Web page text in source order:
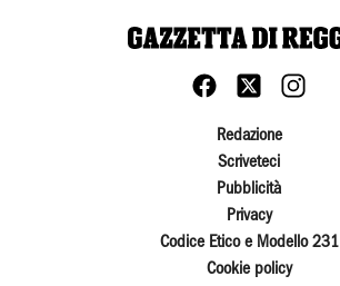
Redazione
Scriveteci
Pubblicità
Privacy
Codice Etico e Modello 231
Cookie policy